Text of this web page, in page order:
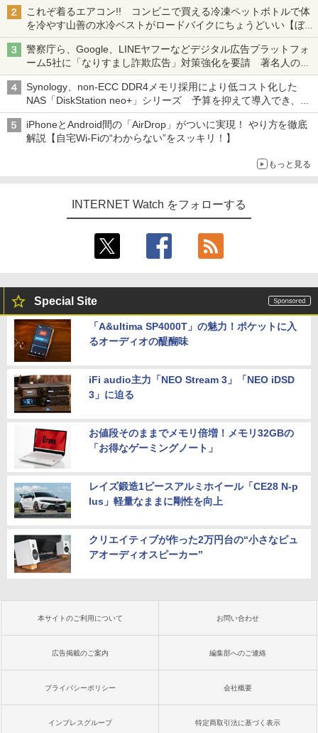
これぞ着るエアコン!! コンビニで買える冷凍ペットボトルで体
を冷やす山善の水冷ベストがロードバイクにちょうどいい【ぼっ
ち・ざ・ろーど！その14】【空いた時間でなにしてる？】
警察庁ら、Google、LINEヤフーなどデジタル広告プラットフォ
ーム5社に「なりすまし詐欺広告」対策強化を要請 著名人の写
真や映像を使った投資詐欺などへの対策として
Synology、non-ECC DDR4メモリ採用により低コスト化した
NAS「DiskStation neo+」シリーズ 予算を抑えて導入でき、
ECCメモリへのアップグレードも可能
iPhoneとAndroid間の「AirDrop」がついに実現！ やり方を徹底
解説【自宅Wi-Fiの“わからない”をスッキリ！】
もっと見る
INTERNET Watch をフォローする
Special Site
「A&ultima SP4000T」の魅力！ポケットに入
るオーディオの醍醐味
iFi audio主力「NEO Stream 3」「NEO iDSD
3」に迫る
お値段そのままでメモリ倍増！メモリ32GBの
「お得なゲーミングノート」
レイズ鍛造1ピースアルミホイール「CE28 N-p
lus」軽量なままに剛性を向上
クリエイティブが作った2万円台の“小さなピュ
アオーディオスピーカー”
本サイトのご利用について お問い合わせ
広告掲載のご案内 編集部へのご連絡
プライバシーポリシー 会社概要
インプレスグループ 特定商取引法に基づく表示